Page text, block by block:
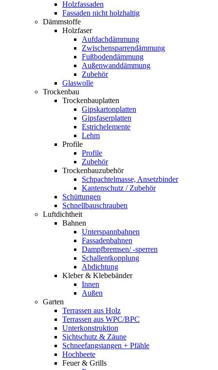
Holzfassaden
Fassaden nicht holzhaltig
Dämmstoffe
Holzfaser
Aufdachdämmung
Zwischensparrendämmung
Fußbodendämmung
Außenwanddämmung
Zubehör
Glaswolle
Trockenbau
Trockenbauplatten
Gipskartonplatten
Gipsfaserplatten
Estrichelemente
Lehm
Profile
Profile
Zubehör
Trockenbauzubehör
Schpachtelmasse, Ansetzbinder
Kantenschutz / Zubehör
Schüttungen
Schnellbauschrauben
Luftdichtheit
Bahnen
Unterspannbahnen
Fassadenbahnen
Dampfbremsen/ -sperren
Schallentkopplung
Abdichtung
Kleber & Klebebänder
Innen
Außen
Garten
Terrassen aus Holz
Terrassen aus WPC/BPC
Unterkonstruktion
Sichtschutz & Zäune
Schneefangstangen + Pfähle
Hochbeete
Feuer & Grills